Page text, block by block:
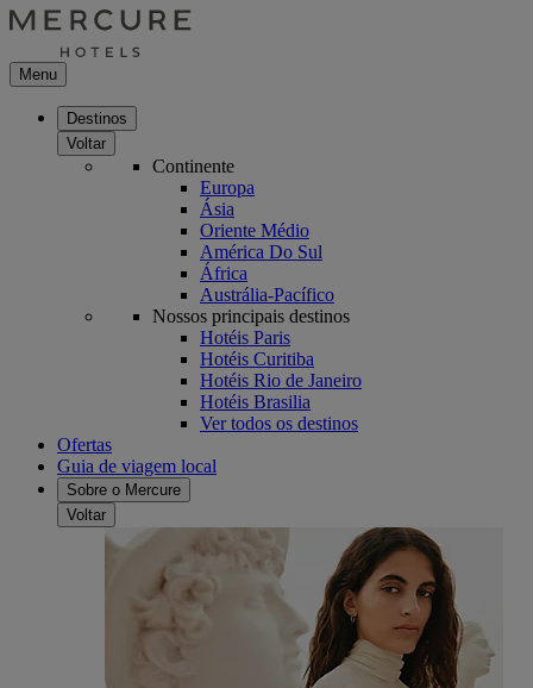
Menu
Destinos
Voltar
Continente
Europa
Ásia
Oriente Médio
América Do Sul
África
Austrália-Pacífico
Nossos principais destinos
Hotéis Paris
Hotéis Curitiba
Hotéis Rio de Janeiro
Hotéis Brasilia
Ver todos os destinos
Ofertas
Guia de viagem local
Sobre o Mercure
Voltar